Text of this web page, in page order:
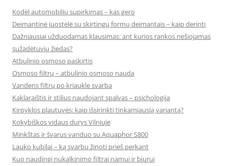
Kodėl automobilių supirkimas – kas gero
Deimantinė juostelė su skirtingų formų deimantais – kaip derinti
Dažniausiai užduodamas klausimas: ant kurios rankos nešiojamas
sužadėtuvių žiedas?
Atbulinio osmoso paskirtis
Osmoso filtrų – atbulinio osmoso nauda
Vandens filtrų po kriaukle svarba
Kaklaraištis ir stilius naudojant spalvas – psichologija
Kirpyklos plautuvės: kaip išsirinkti tinkamiausią variantą?
Kokybiškos vidaus durys Vilniuje
Minkštas ir švarus vanduo su Aquaphor S800
Lauko kubilai – ką svarbu žinoti prieš perkant
Kuo naudingi nukalkinimo filtrai namui ir biurui